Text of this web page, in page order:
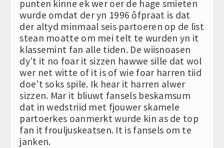
punten kinne ek wer oer de hage smieten
wurde omdat der yn 1996 ôfpraat is dat
der altyd minmaal seis partoeren op de list
stean moatte om mei telt te wurden yn it
klassemint fan alle tiden. De wiisnoasen
dy’t it no foar it sizzen hawwe sille dat wol
wer net witte of it is of wie foar harren tiid
doe’t soks spile. Ik hear it harren alwer
sizzen. Mar it bliuwt fansels beskamsum
dat in wedstriid met fjouwer skamele
partoerkes oanmerkt wurde kin as de top
fan it frouljuskeatsen. It is fansels om te
janken.